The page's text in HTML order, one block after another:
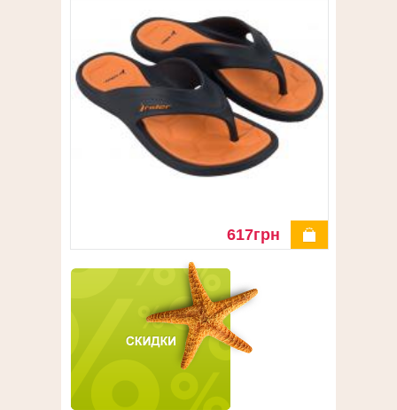
деталі
617грн